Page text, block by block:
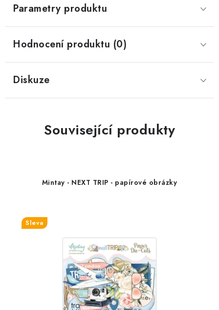
Parametry produktu
Hodnocení produktu (0)
Diskuze
Související produkty
Mintay - NEXT TRIP - papírové obrázky
Sleva